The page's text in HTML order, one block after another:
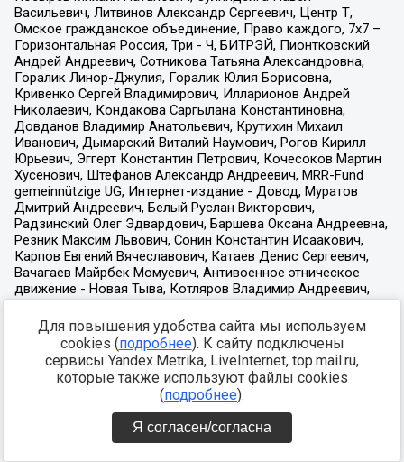
Для повышения удобства сайта мы используем
cookies (подробнее). К сайту подключены
сервисы Yandex.Metrika, LiveInternet, top.mail.ru,
которые также используют файлы cookies
(подробнее).
Я согласен/согласна